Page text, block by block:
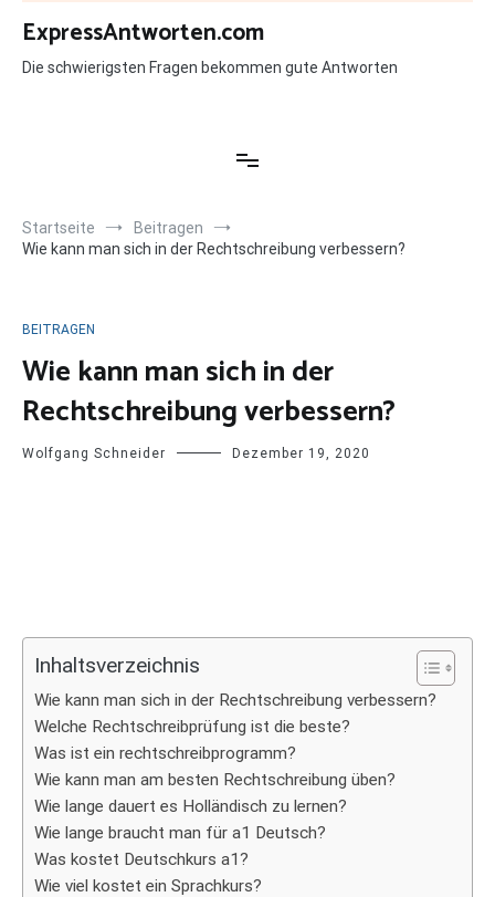
Zum
Inhalt
springen
ExpressAntworten.com
Die schwierigsten Fragen bekommen gute Antworten
Startseite
Beitragen
Wie kann man sich in der Rechtschreibung verbessern?
BEITRAGEN
Wie kann man sich in der
Rechtschreibung verbessern?
Wolfgang Schneider Dezember 19, 2020
Inhaltsverzeichnis
Wie kann man sich in der Rechtschreibung verbessern?
Welche Rechtschreibprüfung ist die beste?
Was ist ein rechtschreibprogramm?
Wie kann man am besten Rechtschreibung üben?
Wie lange dauert es Holländisch zu lernen?
Wie lange braucht man für a1 Deutsch?
Was kostet Deutschkurs a1?
Wie viel kostet ein Sprachkurs?